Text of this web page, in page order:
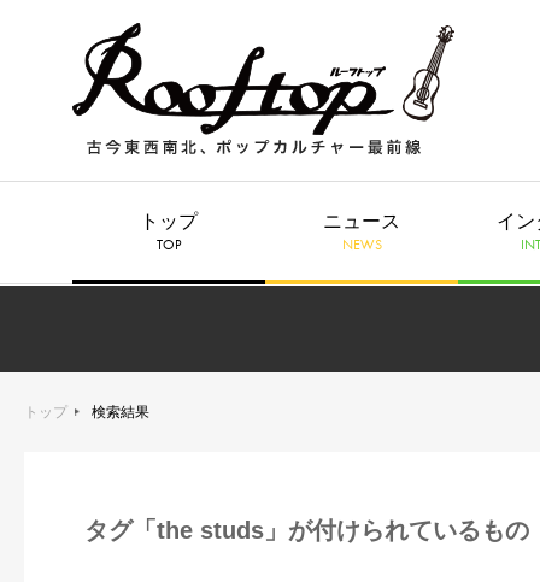
トップ
TOP
ニュース
NEWS
イン
トップ 検索結果
タグ「the studs」が付けられているもの